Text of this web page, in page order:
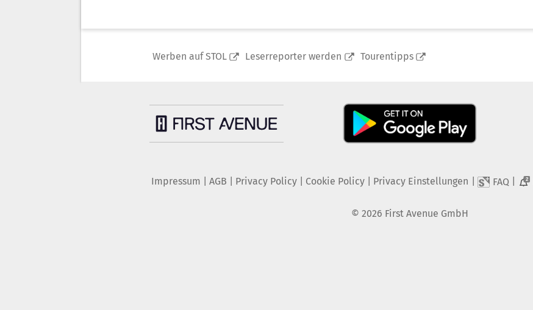
Werben auf STOL Leserreporter werden Tourentipps
Impressum AGB Privacy Policy| Cookie Policy| Privacy Einstellungen FAQ 2
© 2026 First Avenue GmbH